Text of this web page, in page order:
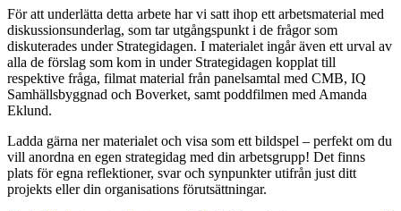
För att underlätta detta arbete har vi satt ihop ett arbetsmaterial med
diskussionsunderlag, som tar utgångspunkt i de frågor som
diskuterades under Strategidagen. I materialet ingår även ett urval av
alla de förslag som kom in under Strategidagen kopplat till
respektive fråga, filmat material från panelsamtal med CMB, IQ
Samhällsbyggnad och Boverket, samt poddfilmen med Amanda
Eklund.
Ladda gärna ner materialet och visa som ett bildspel – perfekt om du
vill anordna en egen strategidag med din arbetsgrupp! Det finns
plats för egna reflektioner, svar och synpunkter utifrån just ditt
projekts eller din organisations förutsättningar.